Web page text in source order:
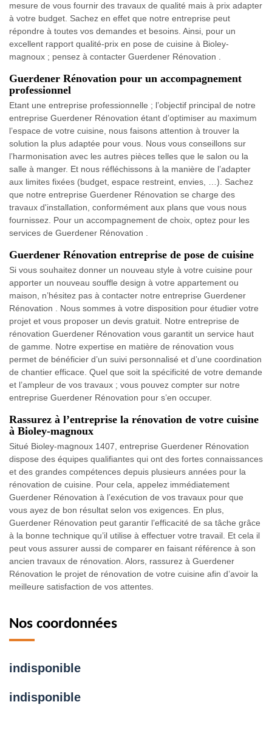
mesure de vous fournir des travaux de qualité mais à prix adapter
à votre budget. Sachez en effet que notre entreprise peut
répondre à toutes vos demandes et besoins. Ainsi, pour un
excellent rapport qualité-prix en pose de cuisine à Bioley-
magnoux ; pensez à contacter Guerdener Rénovation .
Guerdener Rénovation pour un accompagnement
professionnel
Etant une entreprise professionnelle ; l’objectif principal de notre
entreprise Guerdener Rénovation étant d’optimiser au maximum
l’espace de votre cuisine, nous faisons attention à trouver la
solution la plus adaptée pour vous. Nous vous conseillons sur
l’harmonisation avec les autres pièces telles que le salon ou la
salle à manger. Et nous réfléchissons à la manière de l’adapter
aux limites fixées (budget, espace restreint, envies, …). Sachez
que notre entreprise Guerdener Rénovation se charge des
travaux d'installation, conformément aux plans que vous nous
fournissez. Pour un accompagnement de choix, optez pour les
services de Guerdener Rénovation .
Guerdener Rénovation entreprise de pose de cuisine
Si vous souhaitez donner un nouveau style à votre cuisine pour
apporter un nouveau souffle design à votre appartement ou
maison, n’hésitez pas à contacter notre entreprise Guerdener
Rénovation . Nous sommes à votre disposition pour étudier votre
projet et vous proposer un devis gratuit. Notre entreprise de
rénovation Guerdener Rénovation vous garantit un service haut
de gamme. Notre expertise en matière de rénovation vous
permet de bénéficier d’un suivi personnalisé et d’une coordination
de chantier efficace. Quel que soit la spécificité de votre demande
et l’ampleur de vos travaux ; vous pouvez compter sur notre
entreprise Guerdener Rénovation pour s’en occuper.
Rassurez à l’entreprise la rénovation de votre cuisine
à Bioley-magnoux
Situé Bioley-magnoux 1407, entreprise Guerdener Rénovation
dispose des équipes qualifiantes qui ont des fortes connaissances
et des grandes compétences depuis plusieurs années pour la
rénovation de cuisine. Pour cela, appelez immédiatement
Guerdener Rénovation à l’exécution de vos travaux pour que
vous ayez de bon résultat selon vos exigences. En plus,
Guerdener Rénovation peut garantir l’efficacité de sa tâche grâce
à la bonne technique qu’il utilise à effectuer votre travail. Et cela il
peut vous assurer aussi de comparer en faisant référence à son
ancien travaux de rénovation. Alors, rassurez à Guerdener
Rénovation le projet de rénovation de votre cuisine afin d’avoir la
meilleure satisfaction de vos attentes.
Nos coordonnées
indisponible
indisponible